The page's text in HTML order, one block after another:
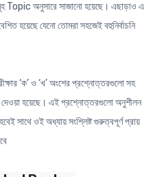
Topic অনুসারে সাজানো হয়েছে। এছাড়াও এ
হয়েছে যেনো তোমরা সহজেই বহুনির্বাচনি
‘ক’ ও ‘খ’ অংশের প্রশ্নোত্তরগুলো সহ
হয়েছে। এই প্রশ্নোত্তরগুলো অনুশীলন
সাথে ওই অধ্যায় সংশ্লিষ্ট গুরুত্বপূর্ণ প্রায়